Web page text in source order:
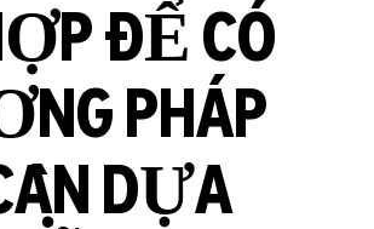
ĐỂ CÓ
PHÁP
DỰA